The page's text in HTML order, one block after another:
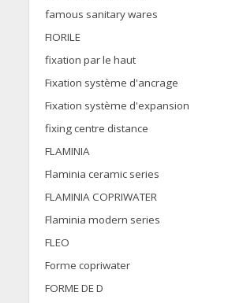
famous sanitary wares
FIORILE
fixation par le haut
Fixation système d'ancrage
Fixation système d'expansion
fixing centre distance
FLAMINIA
Flaminia ceramic series
FLAMINIA COPRIWATER
Flaminia modern series
FLEO
Forme copriwater
FORME DE D